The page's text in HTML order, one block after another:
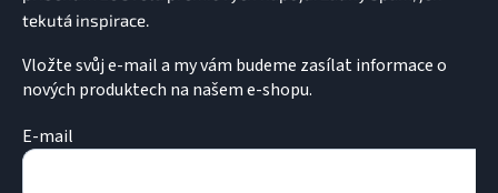
Vložte svůj e-mail a my vám budeme zasílat informace o
nových produktech na našem e-shopu.
E-mail